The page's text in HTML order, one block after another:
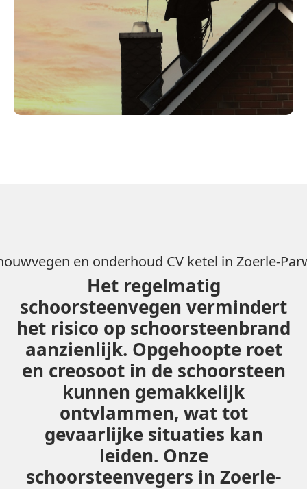
en onderhoud CV ketel in Zoerle-
Het regelmatig
schoorsteenvegen vermindert
het risico op schoorsteenbrand
aanzienlijk. Opgehoopte roet
en creosoot in de schoorsteen
kunnen gemakkelijk
ontvlammen, wat tot
gevaarlijke situaties kan
leiden. Onze
schoorsteenvegers in Zoerle-